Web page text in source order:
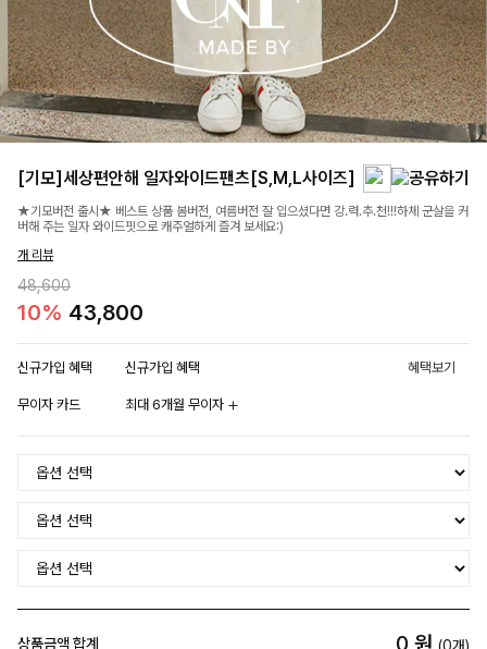
[기모]세상편안해 일자와이드팬츠[S,M,L사이즈]
★기모버전 출시★ 베스트 상품 봄버전, 여름버전 잘 입으셨다면 강.력.추.천!!!하체 군살을 커
버해 주는 일자 와이드핏으로 캐주얼하게 즐겨 보세요:)
개 리뷰
48,600
10% 43,800
신규가입 혜택 신규가입 혜택 혜택보기
무이자 카드 최대 6개월 무이자
상품금액 합계 0 원